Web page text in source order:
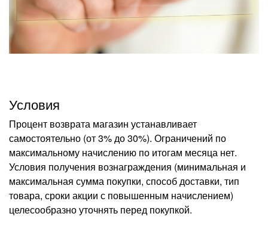
Условия
Процент возврата магазин устанавливает
самостоятельно (от 3% до 30%). Ограничений по
максимальному начислению по итогам месяца нет.
Условия получения вознаграждения (минимальная и
максимальная сумма покупки, способ доставки, тип
товара, сроки акции с повышенным начислением)
целесообразно уточнять перед покупкой.